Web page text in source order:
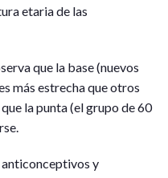
etaria de las
que la base (nuevos
más estrecha que otros
la punta (el grupo de 60
anticonceptivos y